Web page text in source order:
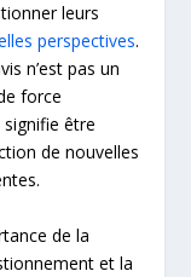
leurs
perspectives.
n’est pas un
force
être
de nouvelles
de la
et la